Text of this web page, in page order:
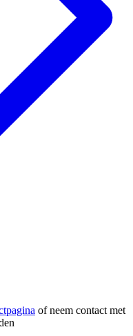
of neem contact met